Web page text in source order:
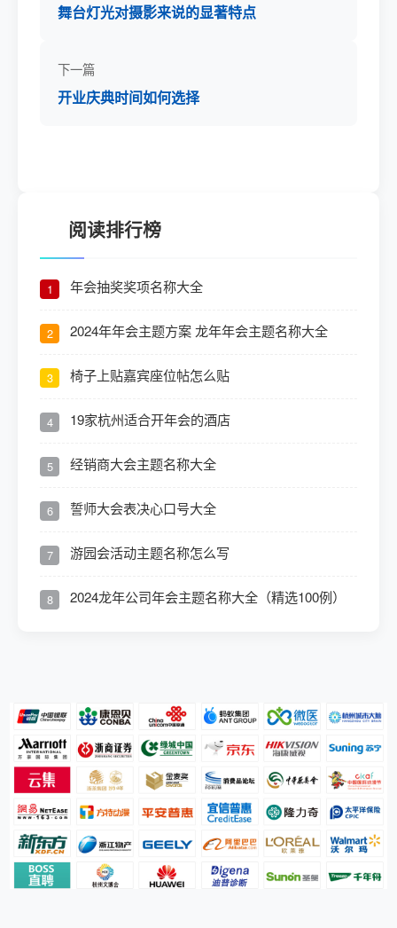
舞台灯光对摄影来说的显著特点
下一篇
开业庆典时间如何选择
阅读排行榜
1 年会抽奖奖项名称大全
2 2024年年会主题方案 龙年年会主题名称大全
3 椅子上贴嘉宾座位帖怎么贴
4 19家杭州适合开年会的酒店
5 经销商大会主题名称大全
6 誓师大会表决心口号大全
7 游园会活动主题名称怎么写
8 2024龙年公司年会主题名称大全（精选100例）